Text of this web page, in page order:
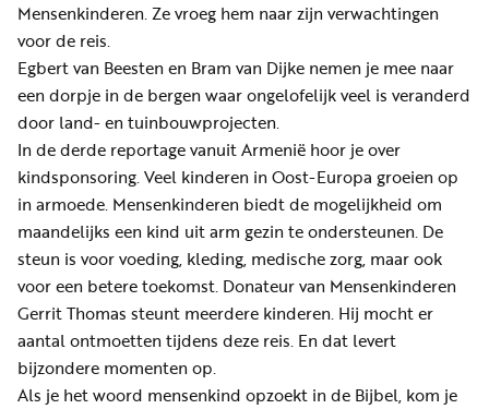
Mensenkinderen. Ze vroeg hem naar zijn verwachtingen
voor de reis.
Egbert van Beesten en Bram van Dijke nemen je mee naar
een dorpje in de bergen waar ongelofelijk veel is veranderd
door land- en tuinbouwprojecten.
In de derde reportage vanuit Armenië hoor je over
kindsponsoring. Veel kinderen in Oost-Europa groeien op
in armoede. Mensenkinderen biedt de mogelijkheid om
maandelijks een kind uit arm gezin te ondersteunen. De
steun is voor voeding, kleding, medische zorg, maar ook
voor een betere toekomst. Donateur van Mensenkinderen
Gerrit Thomas steunt meerdere kinderen. Hij mocht er
aantal ontmoetten tijdens deze reis. En dat levert
bijzondere momenten op.
Als je het woord mensenkind opzoekt in de Bijbel, kom je